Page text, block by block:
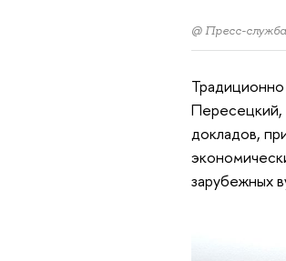
@ Пресс-
Пересецкий,
докладов,
зарубежных